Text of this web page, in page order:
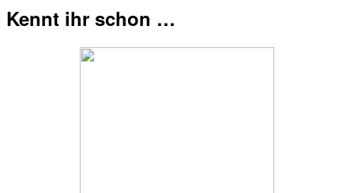
Kennt ihr schon …